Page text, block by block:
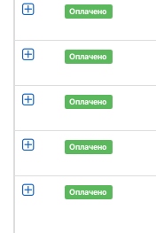
Оплачено
Оплачено
Оплачено
Оплачено
Оплачено